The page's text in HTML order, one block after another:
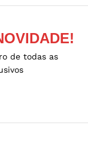
de todas as